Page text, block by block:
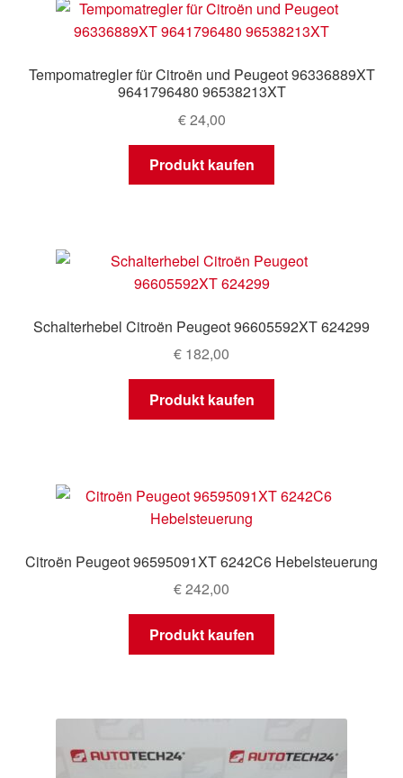
Tempomatregler für Citroën und Peugeot 96336889XT
9641796480 96538213XT
€24,00
Produkt kaufen
Schalterhebel Citroën Peugeot 96605592XT 624299
€ 182,00
Produkt kaufen
Citroën Peugeot 96595091XT 6242C6 Hebelsteuerung
€242,00
Produkt kaufen